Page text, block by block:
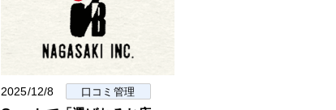
2025/12/8 口コミ管理